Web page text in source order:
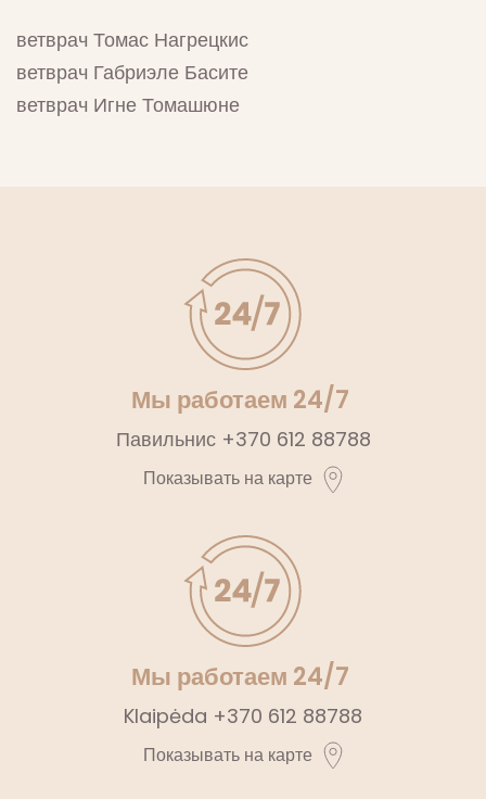
ветврач Томас Нагрецкис
ветврач Габриэле Басите
ветврач Игне Томашюне
Мы работаем 24/7
Павильнис +370 612 88788
Показывать на карте
Мы работаем 24/7
Klaipėda +370 612 88788
Показывать на карте